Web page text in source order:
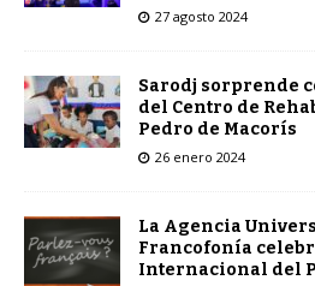
27 agosto 2024
Sarodj sorprende
del Centro de
Pedro de Macorís
26 enero 2024
La Agencia
Francofonía
Internacional del